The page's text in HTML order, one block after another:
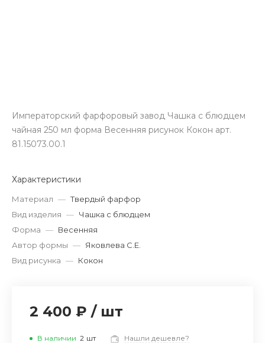
Императорский фарфоровый завод Чашка с блюдцем
чайная 250 мл форма Весенняя рисунок Кокон арт.
81.15073.00.1
Характеристики
Материал — Твердый фарфор
Вид изделия — Чашка с блюдцем
Форма — Весенняя
Автор формы — Яковлева С.Е.
Вид рисунка — Кокон
2 400 ₽ / шт
В наличии 2 шт Нашли дешевле?